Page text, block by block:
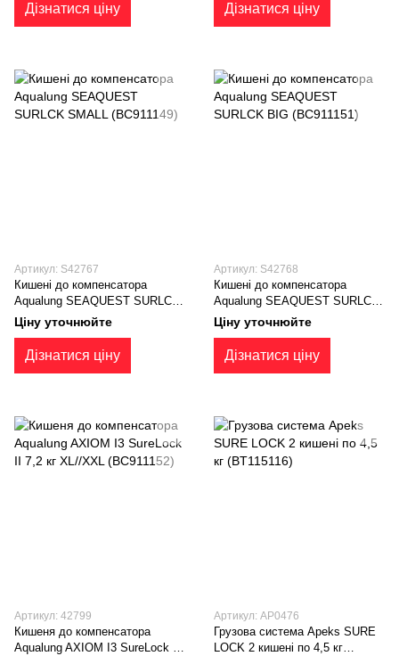
Дізнатися ціну Дізнатися ціну
Артикул: S42767
Кишені до компенсатора
Aqualung SEAQUEST SURLCK
SMALL (BC911149)
Ціну уточнюйте
Дізнатися ціну
Артикул: S42768
Кишені до компенсатора
Aqualung SEAQUEST SURLCK
BIG (BC911151)
Ціну уточнюйте
Дізнатися ціну
Артикул: 42799
Кишеня до компенсатора
Aqualung AXIOM I3 SureLock II
Артикул: AP0476
Грузова система Apeks SURE
LOCK 2 кишені по 4,5 кг